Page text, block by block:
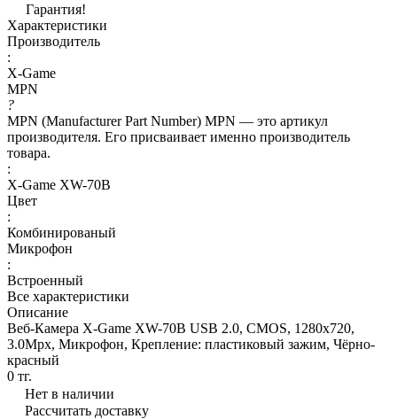
Гарантия!
Характеристики
Производитель
:
X-Game
MPN
?
MPN (Manufacturer Part Number) MPN — это артикул
производителя. Его присваивает именно производитель
товара.
:
X-Game XW-70B
Цвет
:
Комбинированый
Микрофон
:
Встроенный
Все характеристики
Описание
Веб-Камера X-Game XW-70B USB 2.0, CMOS, 1280x720,
3.0Mpx, Микрофон, Крепление: пластиковый зажим, Чёрно-
красный
0 тг.
Нет в наличии
Рассчитать доставку